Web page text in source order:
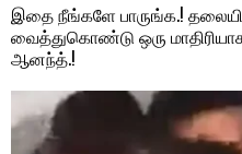
இதை நீங்களே பாருங்க.!
வைத்துகொண்டு ஒரு
ஆனந்த்.!